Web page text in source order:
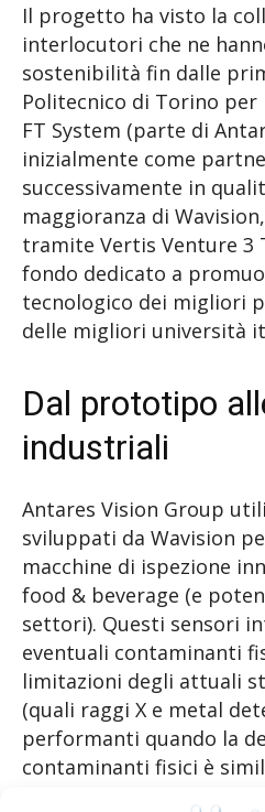
Il progetto ha visto la
interlocutori che ne
sostenibilità fin dalle
Politecnico di Torino
FT System (parte di
inizialmente come
successivamente in
maggioranza di
tramite Vertis Venture 3
fondo dedicato a
tecnologico dei migliori
delle migliori università
Dal prototipo
industriali
Antares Vision Group
sviluppati da Wavision
macchine di ispezione
food & beverage (e
settori). Questi sensori
eventuali contaminanti
limitazioni degli attuali
(quali raggi X e metal
performanti quando la
contaminanti fisici è